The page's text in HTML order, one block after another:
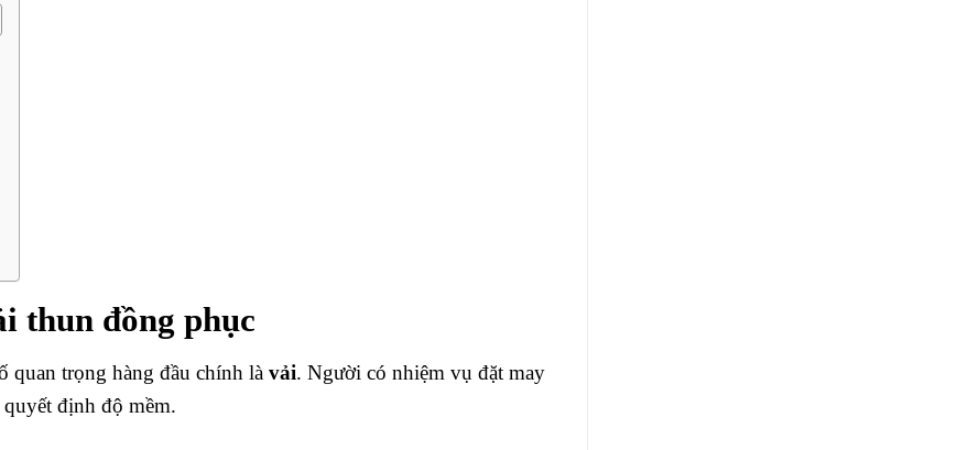
thun đồng phục
quan trọng hàng đầu chính là vải. Người có nhiệm vụ đặt may
quyết định độ mềm.